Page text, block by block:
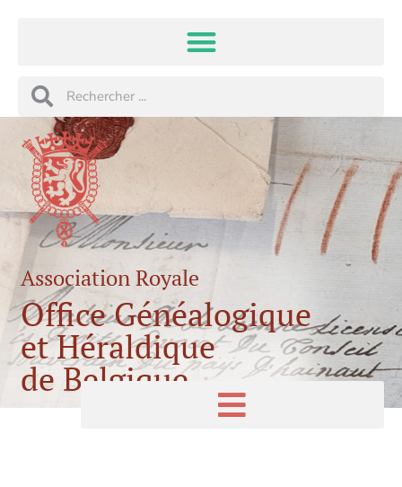
RechercherRechercher
Association Royale
Office Généalogique
et Héraldique
de Belgique